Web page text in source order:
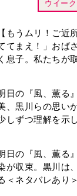
ウイー
【もうムリ！ご近
てまえ！」おば
く息子。私たちが
日の『風、薫る
、黒川らの思い
しずつ理解を示
日の『風、薫る
が収束。黒川は
＜ネタバレあり＞